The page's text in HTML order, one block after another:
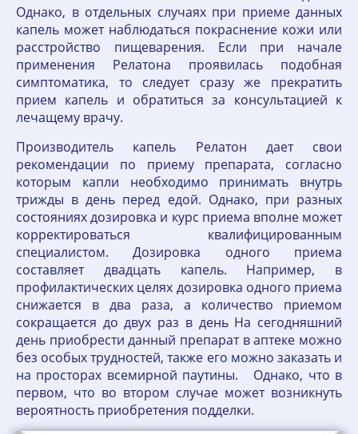
Однако, в отдельных случаях при приеме данных
капель может наблюдаться покраснение кожи или
расстройство пищеварения. Если при начале
применения Релатона проявилась подобная
симптоматика, то следует сразу же прекратить
прием капель и обратиться за консультацией к
лечащему врачу.
Производитель капель Релатон дает свои
рекомендации по приему препарата, согласно
которым капли необходимо принимать внутрь
трижды в день перед едой. Однако, при разных
состояниях дозировка и курс приема вполне может
корректироваться квалифицированным
специалистом. Дозировка одного приема
составляет двадцать капель. Например, в
профилактических целях дозировка одного приема
снижается в два раза, а количество приемом
сокращается до двух раз в день На сегодняшний
день приобрести данный препарат в аптеке можно
без особых трудностей, также его можно заказать и
на просторах всемирной паутины. Однако, что в
первом, что во втором случае может возникнуть
вероятность приобретения подделки.